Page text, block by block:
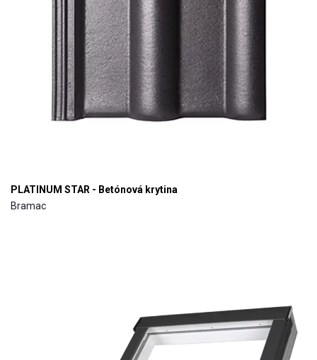
PLATINUM STAR - Betónová krytina
Bramac